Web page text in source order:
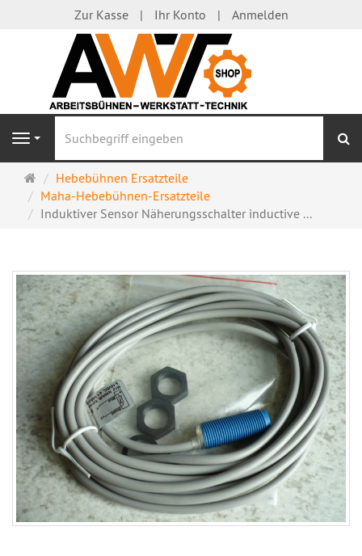
Zur Kasse Ihr Konto Anmelden
Navigation
Startseite
Hebebühnen Ersatzteile
Maha-Hebebühnen-Ersatzteile
Induktiver Sensor Näherungsschalter inductive ...